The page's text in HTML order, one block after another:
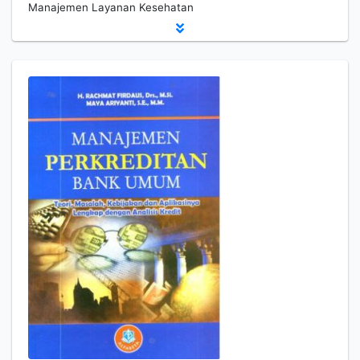
Manajemen Layanan Kesehatan